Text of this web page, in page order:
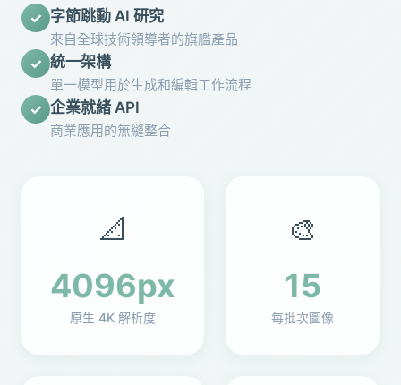
✓ 字節跳動 AI 研究
來自全球技術領導者的旗艦產品
✓ 統一架構
單一模型用於生成和編輯工作流程
✓ 企業就緒 API
商業應用的無縫整合
📐
4096px
原生 4K 解析度
🎨
15
每批次圖像